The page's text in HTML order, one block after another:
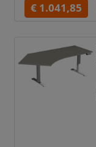
€ 1.041,85